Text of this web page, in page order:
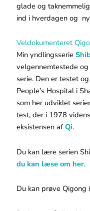
glade og
ind i hverdagen og
Veldokumenteret
Min yndlingsserie
velgennemtestede
serie. Den er testet
People’s Hospital i
som her udviklet
test, der i 1978
eksistensen af Qi.
Du kan lære serien
du kan læse om her.
Du kan prøve Qigong i